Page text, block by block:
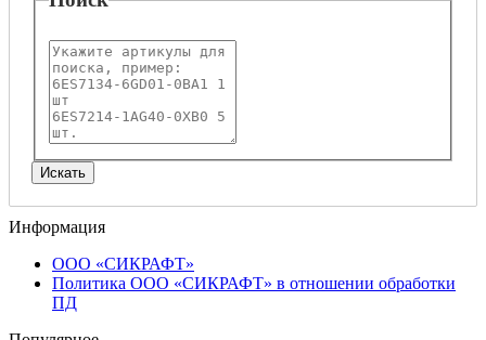
Информация
ООО «СИКРАФТ»
Политика ООО «СИКРАФТ» в отношении обработки
ПД